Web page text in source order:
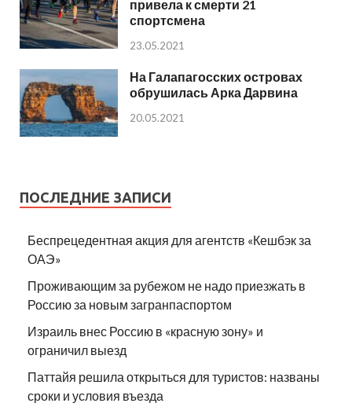
привела к смерти 21
спортсмена
23.05.2021
На Галапагосских островах
обрушилась Арка Дарвина
20.05.2021
ПОСЛЕДНИЕ ЗАПИСИ
Беспрецедентная акция для агентств «Кешбэк за
ОАЭ»
Проживающим за рубежом не надо приезжать в
Россию за новым загранпаспортом
Израиль внес Россию в «красную зону» и
ограничил выезд
Паттайя решила открыться для туристов: названы
сроки и условия въезда